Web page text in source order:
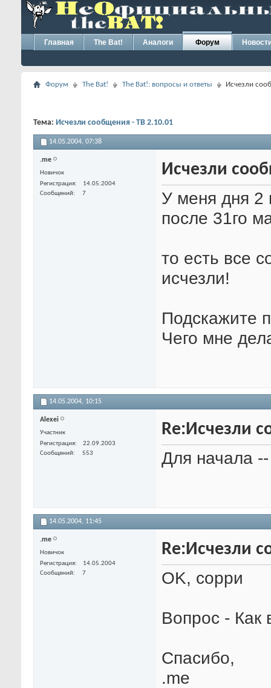
Главная The Bat! Аналоги Форум
Форум The Bat! The Bat!: вопросы и ответы Исчезли
Тема: Исчезли сообщения - TB 2.10.01
14.05.2004, 07:38
.me
Новичок
Регистрация
14.05.2004
Сообщений
7
Исчезли
У меня дня 2
после 31го
то есть все
исчезли!
Подскажите
Чего мне
14.05.2004, 10:15
Alexei
Участник
Регистрация
22.09.2003
Сообщений
553
Re:Исчезли
Для начала --
14.05.2004, 11:45
.me
Новичок
Регистрация
14.05.2004
Сообщений
7
Re:Исчезли
OK, сорри
Вопрос - Как
Спасибо,
.me